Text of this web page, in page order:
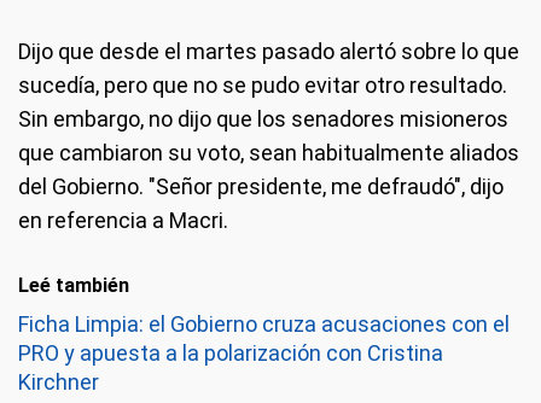
Dijo que desde el martes pasado alertó sobre lo que
sucedía, pero que no se pudo evitar otro resultado.
Sin embargo, no dijo que los senadores misioneros
que cambiaron su voto, sean habitualmente aliados
del Gobierno. "Señor presidente, me defraudó", dijo
en referencia a Macri.
Leé también
Ficha Limpia: el Gobierno cruza acusaciones con el
PRO y apuesta a la polarización con Cristina
Kirchner